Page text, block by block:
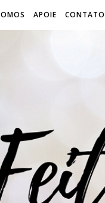
APOIE CONTATO